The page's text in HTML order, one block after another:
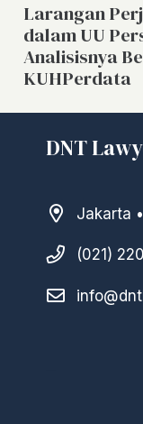
Larangan
dalam UU
Analisisnya
KUHPerdata
DNT
Jakarta
(021)